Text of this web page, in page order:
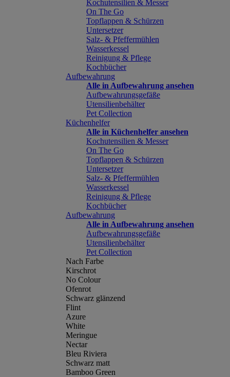
Kochutensilien & Messer
On The Go
Topflappen & Schürzen
Untersetzer
Salz- & Pfeffermühlen
Wasserkessel
Reinigung & Pflege
Kochbücher
Aufbewahrung
Alle in Aufbewahrung ansehen
Aufbewahrungsgefäße
Utensilienbehälter
Pet Collection
Küchenhelfer
Alle in Küchenhelfer ansehen
Kochutensilien & Messer
On The Go
Topflappen & Schürzen
Untersetzer
Salz- & Pfeffermühlen
Wasserkessel
Reinigung & Pflege
Kochbücher
Aufbewahrung
Alle in Aufbewahrung ansehen
Aufbewahrungsgefäße
Utensilienbehälter
Pet Collection
Nach Farbe
Kirschrot
No Colour
Ofenrot
Schwarz glänzend
Flint
Azure
White
Meringue
Nectar
Bleu Riviera
Schwarz matt
Bamboo Green